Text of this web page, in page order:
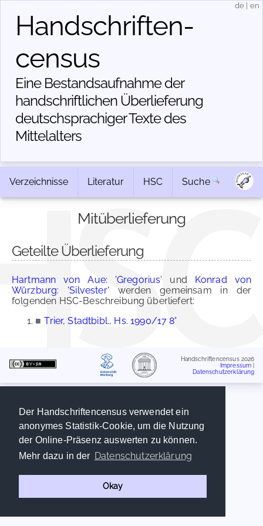
Der Handschriftencensus verwendet ein
anonymes Statistik-Cookie, um die Nutzung
der Online-Präsenz auswerten zu können.
Mehr dazu in der Datenschutzerklärung
Okay
Handschriften­
census
Eine Bestandsaufnahme der
handschriftlichen Über­lieferung
deutschsprachiger Texte des
Mittelalters
de en
Verzeichnisse Literatur HSC Suche
Mitüberlieferung
Geteilte Überlieferung
Hartmann von Aue: 'Gregorius' und Konrad von
Würzburg: 'Silvester' werden gemeinsam in der
folgenden HSC-Beschreibung überliefert:
■ Trier, Stadtbibl., Hs. 1990/17 8°
Handschriftencensus 2026
Impressum
Datenschutzerklärung